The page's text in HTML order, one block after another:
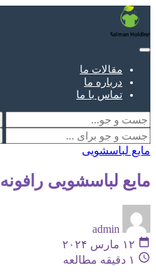
مقالات ما
درباره ما
تماس با ما
مایع لباسشویی
مایع لباسشویی رافونه
admin
۱۲ مارس ۲۰۲۴
۱ دقیقه مطالعه